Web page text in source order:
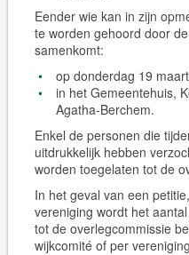
Eender wie kan in zijn
te worden gehoord door
samenkomt:
op donderdag 19
in het Gemeentehuis,
Agatha-Berchem.
Enkel de personen die
uitdrukkelijk hebben
worden toegelaten tot de
In het geval van een
vereniging wordt het
tot de overlegcommissie
wijkcomité of per